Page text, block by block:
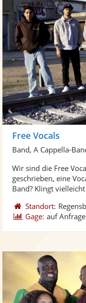
Free Vocals
Band, A Cappella-
Wir sind die Free
geschrieben, eine
Band? Klingt
Standort:
Gage: auf Anfrage